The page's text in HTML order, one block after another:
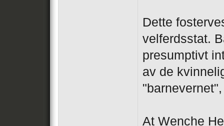
Dette
velferdsstat.
presumptivt
av de
At Wenche